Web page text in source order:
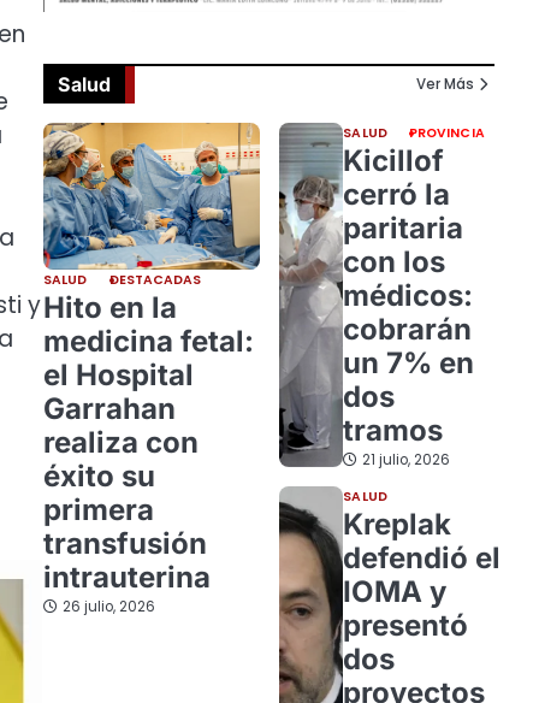
y
Salud Ver Más
SALUD DESTACADAS
Hito en la
medicina fetal:
el Hospital
Garrahan
realiza con
éxito su
primera
transfusión
intrauterina
26 julio, 2026
SALUD PROVINCIA
Kicillof
cerró la
paritaria
con los
médicos:
cobrarán
un 7% en
dos
tramos
21 julio, 2026
SALUD
Kreplak
defendió el
IOMA y
presentó
dos
proyectos